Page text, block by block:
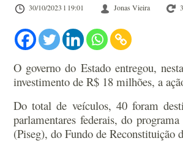
30/10/2023 l 19:01 Jonas Vieira
O governo do Estado entregou,
investimento de R$ 18 milhões, a
Do total de veículos, 40 foram
parlamentares federais, do
(Piseg), do Fundo de